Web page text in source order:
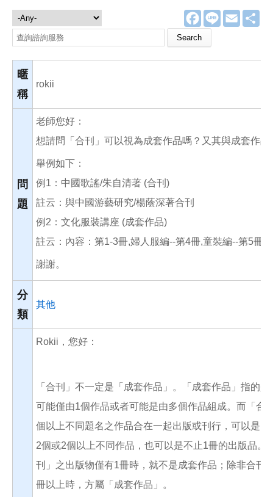
F
a
e
o
L
E
m
諮詢服務
Search this site
暱
稱
rokii
問
題
老師您好：
想請問「合刊」可以視為成套作品嗎？又其與成套作品
舉例如下：
例1：中國歌謠/朱自清著 (合刊)
註云：與中國游藝研究/楊蔭深著合刊
例2：文化服裝講座 (成套作品)
註云：內容：第1-3冊,婦人服編--第4冊,童裝編--第5冊,
謝謝。
分
類
其他
Rokii，您好：
「合刊」不一定是「成套作品」。「成套作品」指的
可能僅由1個作品或者可能是由多個作品組成。而「合
個以上不同題名之作品合在一起出版或刊行，可以是1
2個或2個以上不同作品，也可以是不止1冊的出版品。
刊」之出版物僅有1冊時，就不是成套作品；除非合刊
冊以上時，方屬「成套作品」。